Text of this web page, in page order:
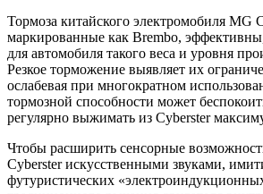
Тормоза китайского электромобиля MG
маркированные как Brembo,
для автомобиля такого веса и уровня
Резкое торможение выявляет их
ослабевая при многократном
тормозной способности может
регулярно выжимать из Cyberster
Чтобы расширить сенсорные
Cyberster искусственными звуками,
футуристических